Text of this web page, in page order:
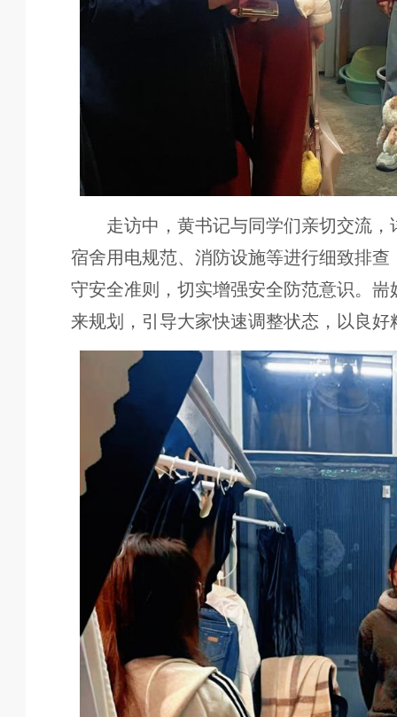
走访中，黄书记与同学们亲切交流
宿舍用电规范、消防设施等进行细致排
守安全准则，切实增强安全防范意识。
来规划，引导大家快速调整状态，以良